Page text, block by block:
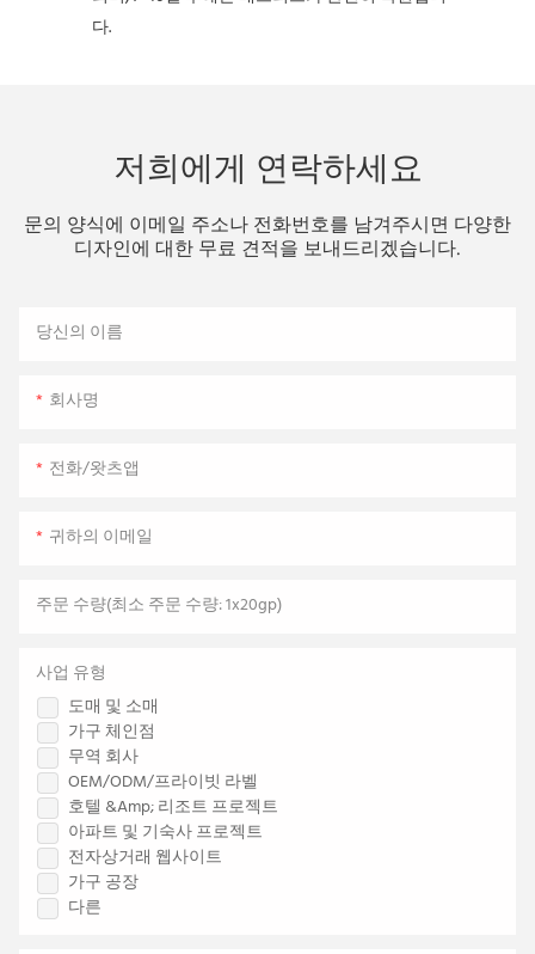
다.
저희에게 연락하세요
문의 양식에 이메일 주소나 전화번호를 남겨주시면 다양한
디자인에 대한 무료 견적을 보내드리겠습니다.
당신의 이름
회사명
전화/왓츠앱
귀하의 이메일
주문 수량(최소 주문 수량: 1x20gp)
도매 및 소매
가구 체인점
무역 회사
OEM/ODM/프라이빗 라벨
호텔 &amp; 리조트 프로젝트
아파트 및 기숙사 프로젝트
전자상거래 웹사이트
가구 공장
다른
사업 유형